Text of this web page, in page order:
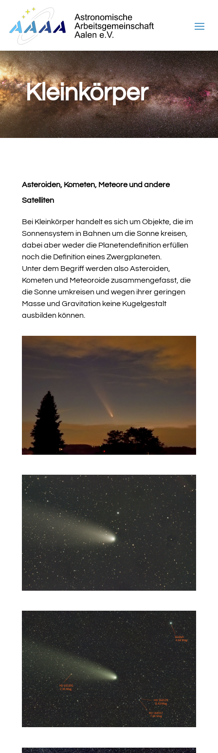
Kleinkörper
Asteroiden, Kometen, Meteore und andere
Satelliten
Bei Kleinkörper handelt es sich um Objekte, die im
Sonnensystem in Bahnen um die Sonne kreisen,
dabei aber weder die Planetendefinition erfüllen
noch die Definition eines Zwergplaneten.
Unter dem Begriff werden also Asteroiden,
Kometen und Meteoroide zusammengefasst, die
die Sonne umkreisen und wegen ihrer geringen
Masse und Gravitation keine Kugelgestalt
ausbilden können.